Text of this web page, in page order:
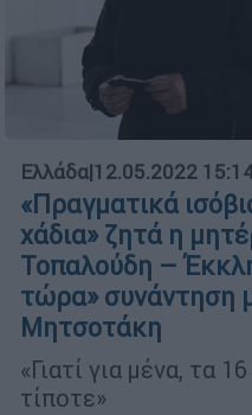
Ελλάδα|12.05.2022
«Πραγματικά
χάδια» ζητά η
Τοπαλούδη –
τώρα» συνάντηση
Μητσοτάκη
«Γιατί για μένα, τα
τίποτε»